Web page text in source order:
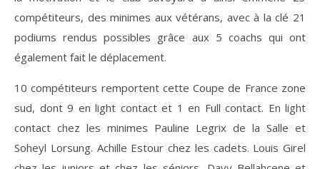
compétiteurs, des minimes aux vétérans, avec à la clé 21
podiums rendus possibles grâce aux 5 coachs qui ont
également fait le déplacement.
10 compétiteurs remportent cette Coupe de France zone
sud, dont 9 en light contact et 1 en Full contact. En light
contact chez les minimes Pauline Legrix de la Salle et
Soheyl Lorsung. Achille Estour chez les cadets. Louis Girel